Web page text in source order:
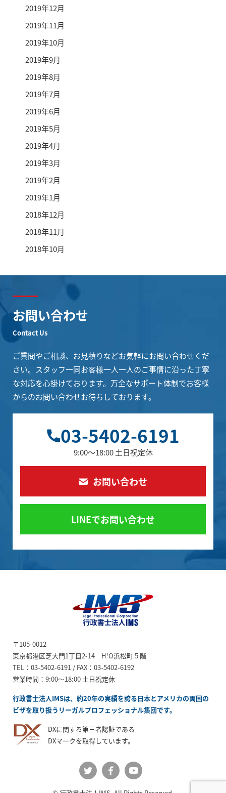
2019年12月
2019年11月
2019年10月
2019年9月
2019年8月
2019年7月
2019年6月
2019年5月
2019年4月
2019年3月
2019年2月
2019年1月
2018年12月
2018年11月
2018年10月
お問い合わせ
Contact Us
ご質問やご相談、お見積りなどお気軽にお問い合わせくだ
さい。 スタッフ一同お客様一人一人のご事情に沿った丁寧
な対応を心掛けております。 万全なサポート体制でお客様
からのお問い合わせお待ちしております。
03-5402-6191
9:00～18:00 土日祝定休
お問い合わせ
LINEでお問い合わせ
書士法人IMS】
〒105-0012
東京都港区芝大門1丁目2-14 H¹O浜松町５階
TEL：03-5402-6191 / FAX：03-5402-6192
営業時間：9:00～18:00 土日祝定休
行政書士法人IMSは、約20年の実績を誇る日本とアメリカの両国の
ビザを取り扱うリーガルプロフェッショナル集団です。
DXに関する第三者認証である
DXマークを取得しています。